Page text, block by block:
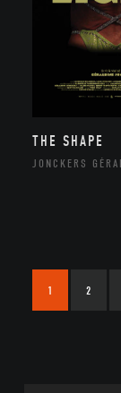
THE SHAPE
JONCKERS
1 2